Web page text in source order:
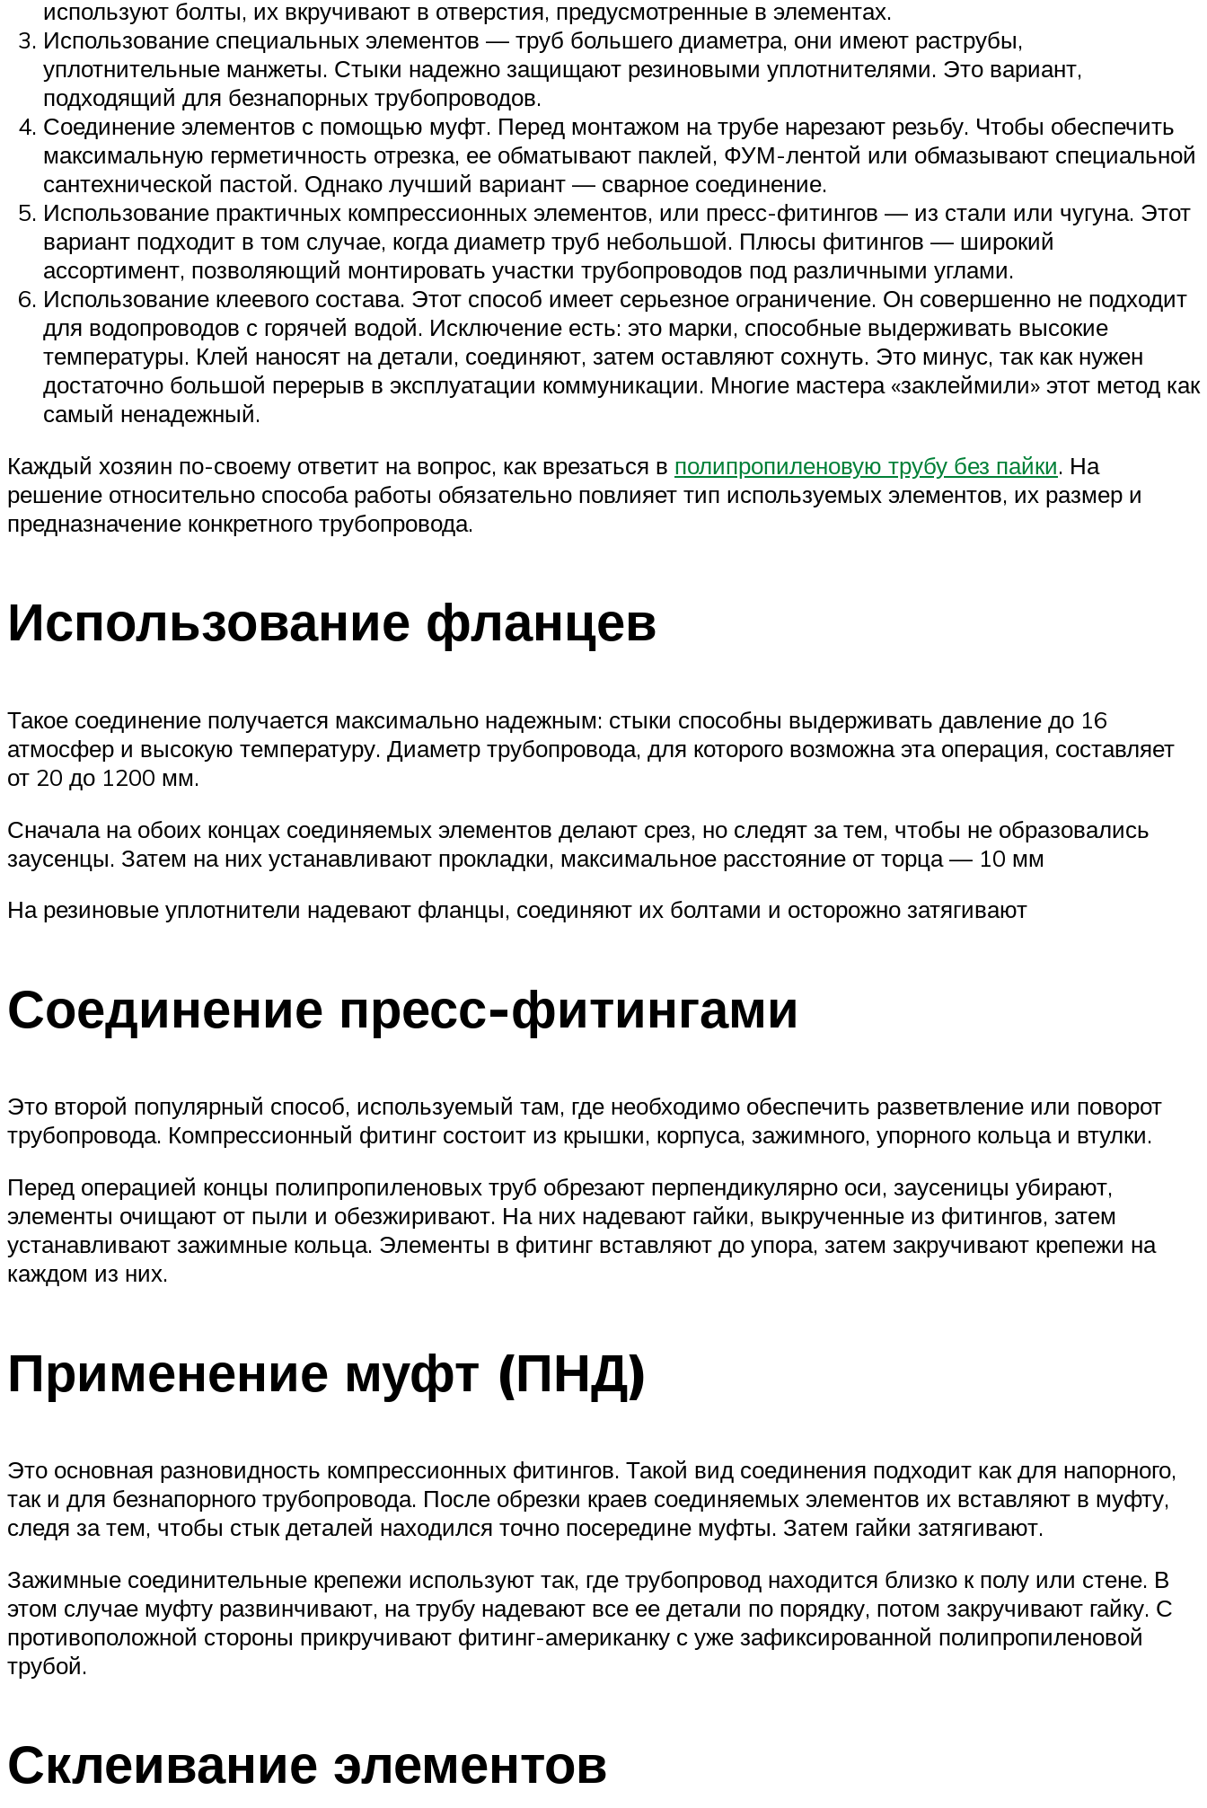
используют болты, их вкручивают в отверстия, предусмотренные в элементах.
Использование специальных элементов — труб большего диаметра, они имеют раструбы,
уплотнительные манжеты. Стыки надежно защищают резиновыми уплотнителями. Это вариант,
подходящий для безнапорных трубопроводов.
Соединение элементов с помощью муфт. Перед монтажом на трубе нарезают резьбу. Чтобы обеспечить
максимальную герметичность отрезка, ее обматывают паклей, ФУМ-лентой или обмазывают специальной
сантехнической пастой. Однако лучший вариант — сварное соединение.
Использование практичных компрессионных элементов, или пресс-фитингов — из стали или чугуна. Этот
вариант подходит в том случае, когда диаметр труб небольшой. Плюсы фитингов — широкий
ассортимент, позволяющий монтировать участки трубопроводов под различными углами.
Использование клеевого состава. Этот способ имеет серьезное ограничение. Он совершенно не подходит
для водопроводов с горячей водой. Исключение есть: это марки, способные выдерживать высокие
температуры. Клей наносят на детали, соединяют, затем оставляют сохнуть. Это минус, так как нужен
достаточно большой перерыв в эксплуатации коммуникации. Многие мастера «заклеймили» этот метод как
самый ненадежный.
Каждый хозяин по-своему ответит на вопрос, как врезаться в полипропиленовую трубу без пайки. На
решение относительно способа работы обязательно повлияет тип используемых элементов, их размер и
предназначение конкретного трубопровода.
Использование фланцев
Такое соединение получается максимально надежным: стыки способны выдерживать давление до 16
атмосфер и высокую температуру. Диаметр трубопровода, для которого возможна эта операция, составляет
от 20 до 1200 мм.
Сначала на обоих концах соединяемых элементов делают срез, но следят за тем, чтобы не образовались
заусенцы. Затем на них устанавливают прокладки, максимальное расстояние от торца — 10 мм
На резиновые уплотнители надевают фланцы, соединяют их болтами и осторожно затягивают
Соединение пресс-фитингами
Это второй популярный способ, используемый там, где необходимо обеспечить разветвление или поворот
трубопровода. Компрессионный фитинг состоит из крышки, корпуса, зажимного, упорного кольца и втулки.
Перед операцией концы полипропиленовых труб обрезают перпендикулярно оси, заусеницы убирают,
элементы очищают от пыли и обезжиривают. На них надевают гайки, выкрученные из фитингов, затем
устанавливают зажимные кольца. Элементы в фитинг вставляют до упора, затем закручивают крепежи на
каждом из них.
Применение муфт (ПНД)
Это основная разновидность компрессионных фитингов. Такой вид соединения подходит как для напорного,
так и для безнапорного трубопровода. После обрезки краев соединяемых элементов их вставляют в муфту,
следя за тем, чтобы стык деталей находился точно посередине муфты. Затем гайки затягивают.
Зажимные соединительные крепежи используют так, где трубопровод находится близко к полу или стене. В
этом случае муфту развинчивают, на трубу надевают все ее детали по порядку, потом закручивают гайку. С
противоположной стороны прикручивают фитинг-американку с уже зафиксированной полипропиленовой
трубой.
Склеивание элементов